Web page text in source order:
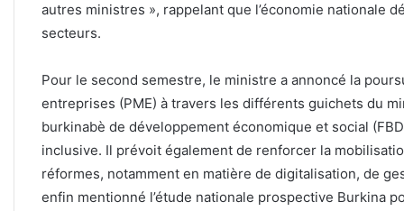
autres ministres », rappelant que l’économie nationale
secteurs.
‎Pour le second semestre, le ministre a annoncé la
entreprises (PME) à travers les différents guichets du
burkinabè de développement économique et social
inclusive. Il prévoit également de renforcer la
réformes, notamment en matière de digitalisation, de
enfin mentionné l’étude nationale prospective Burkina